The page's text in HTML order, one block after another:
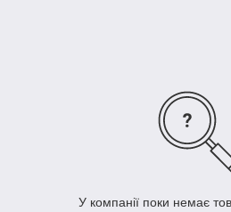
У компанії поки немає